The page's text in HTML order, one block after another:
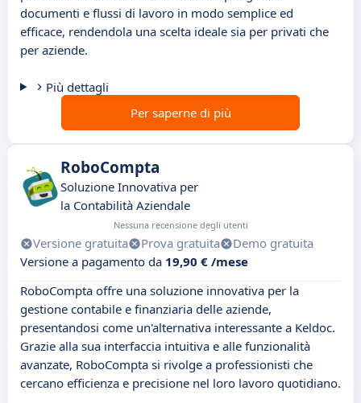
documenti e flussi di lavoro in modo semplice ed
efficace, rendendola una scelta ideale sia per privati che
per aziende.
Più dettagli
Per saperne di più
RoboCompta
Soluzione Innovativa per
la Contabilità Aziendale
Nessuna recensione degli utenti
Versione gratuita Prova gratuita
Demo gratuita
Versione a pagamento da 19,90 € /mese
RoboCompta offre una soluzione innovativa per la
gestione contabile e finanziaria delle aziende,
presentandosi come un'alternativa interessante a Keldoc.
Grazie alla sua interfaccia intuitiva e alle funzionalità
avanzate, RoboCompta si rivolge a professionisti che
cercano efficienza e precisione nel loro lavoro quotidiano.